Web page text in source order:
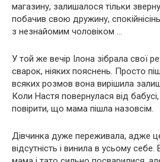
магазину, залишалося тільки
побачив свою дружину,
з незнайомим чоловіком …
У той же вечір Ілона зібрала свої
сварок, ніяких пояснень. Просто
всяких розмов вона вирішила
Коли Настя повернулася від
повірити, що мама пішла назовсім.
Дівчинка дуже переживала, адже
відсутність і винила в усьому